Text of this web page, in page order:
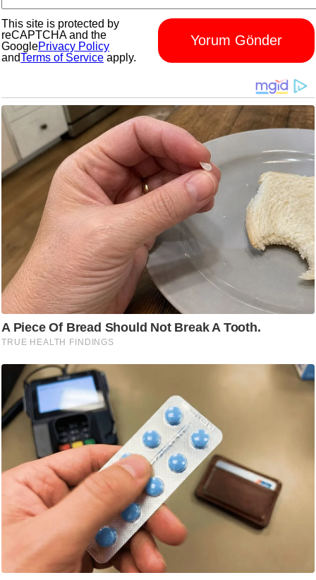
Yorum Gönder
This site is protected by
reCAPTCHA and the
GooglePrivacy Policy
andTerms of Service apply.